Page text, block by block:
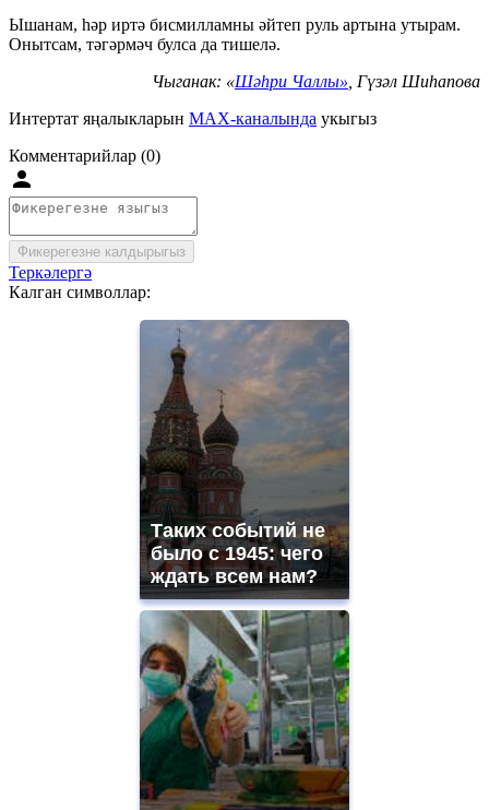
Ышанам, һәр иртә бисмилламны әйтеп руль артына утырам.
Онытсам, тәгәрмәч булса да тишелә.
Чыганак: «Шәһри Чаллы» , Гүзәл Шиһапова
Интертат яңалыкларын MAX-каналында укыгыз
Комментарийлар (0)
Фикерегезне калдырыгыз
Теркәлергә
Калган символлар:
Таких событий не
было с 1945: чего
ждать всем нам?